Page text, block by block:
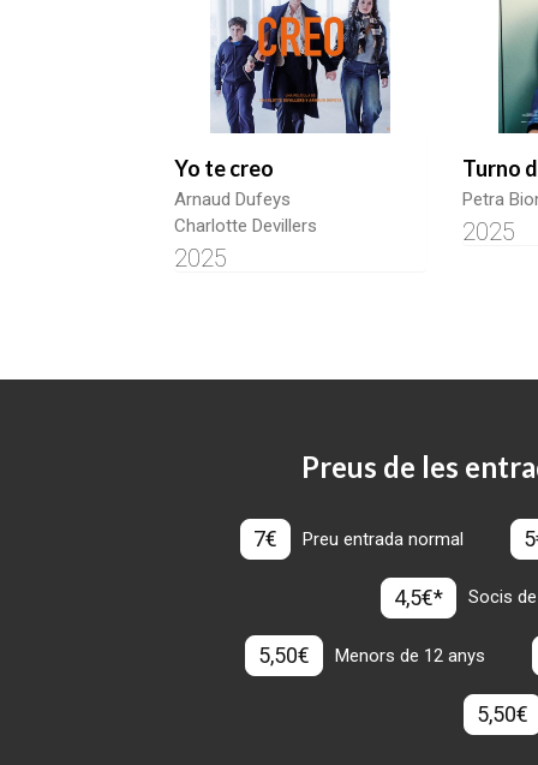
Yo te creo
Arnaud Dufeys
Charlotte Devillers
2025
Turno
Petra
2025
Preus de les
7€ Preu entrada normal
4,5€* Socis
5,50€ Menors de 12 anys
5,50€